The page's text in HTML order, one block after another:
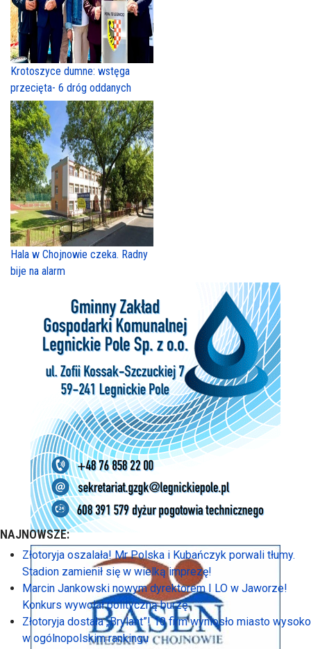
Krotoszyce dumne: wstęga
przecięta- 6 dróg oddanych
Hala w Chojnowie czeka. Radny
bije na alarm
NAJNOWSZE:
Złotoryja oszalała! Mr Polska i Kubańczyk porwali tłumy.
Stadion zamienił się w wielką imprezę!
Marcin Jankowski nowym dyrektorem I LO w Jaworze!
Konkurs wywołał polityczną burzę
Złotoryja dostała „Brylant”! 10 firm wyniosło miasto wysoko
w ogólnopolskim rankingu